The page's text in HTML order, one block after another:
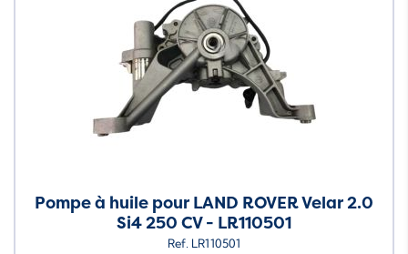
Pompe à huile pour LAND ROVER Velar 2.0
Si4 250 CV - LR110501
Ref. LR110501